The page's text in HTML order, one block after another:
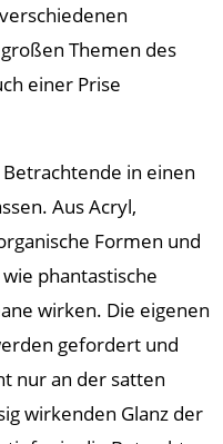
Themen des
einer Prise
in einen
Aus Acryl,
Formen und
phantastische
wirken. Die eigenen
gefordert und
nur an der satten
wirkenden Glanz der